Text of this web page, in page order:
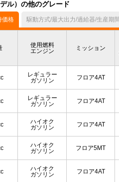
ル）の他のグレード
価格 駆動方式/最大出力/過給器/生産期
使用燃料
エンジン
ミッション
レギュラー
ガソリン
フロア4AT
レギュラー
ガソリン
フロア4AT
ハイオク
ガソリン
フロア4AT
ハイオク
ガソリン
フロア5MT
ハイオク
ガソリン
フロア4AT